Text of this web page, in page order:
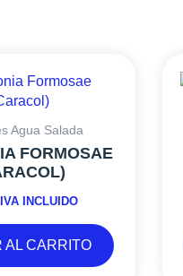
Agua Salada
FORMOSAE
IVA INCLUIDO
AL CARRITO